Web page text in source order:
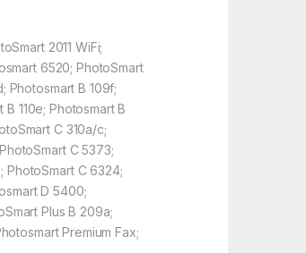
2011 WiFi;
6520; PhotoSmart
Photosmart B 109f;
B 110e; Photosmart B
C 310a/c;
C 5373;
PhotoSmart C 6324;
D 5400;
Plus B 209a;
Premium Fax;